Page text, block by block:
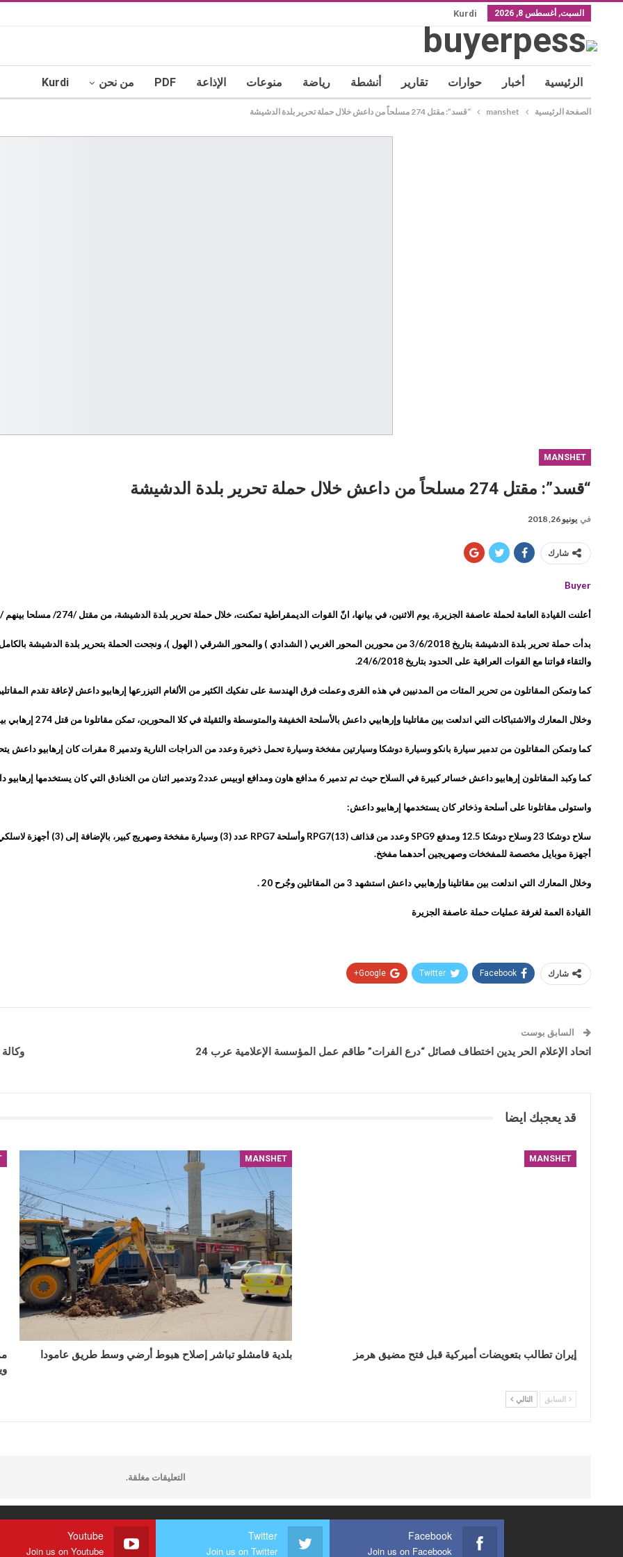
السبت, أغسطس 8, 2026 Kurdi
الرئيسية أخبار حوارات تقارير أنشطة رياضة منوعات الإذاعة PDF من نحن Kurdi
الصفحة الرئيسية manshet “قسد”: مقتل 274 مسلحاً من داعش خلال حملة تحرير بلدة الدشيشة
MANSHET
“قسد”: مقتل 274 مسلحاً من داعش خلال حملة تحرير بلدة الدشيشة
في يونيو 26, 2018
شارك
Buyer
أعلنت القيادة العامة لحملة عاصفة الجزيرة، يوم الاثنين، في بيانها، انّ القوات الديمقراطية تمكنت، خلال حملة تحرير بلدة الدشيشة، من مقتل /274/ مسلحا بينهم /4/ أمراء وأسر /13/ آخرين. وجاء في نص البيان:
والتقاء قواتنا مع القوات العراقية على الحدود بتاريخ 24/6/2018.
كما وتمكن المقاتلون من تحرير المئات من المدنيين في هذه القرى وعملت فرق الهندسة على تفكيك الكثير من الألغام التيزرعها إرهابيو داعش لإعاقة تقدم
وخلال المعارك والاشتباكات التي اندلعت بين مقاتلينا وإرهابيي داعش بالأسلحة الخفيفة والمتوسطة والثقيلة في كلا المحورين، تمكن مقاتلونا من قتل 274 إرهابي بينهم 4 أمراء وأسر 13 آخرين.
كما وتمكن المقاتلون من تدمير سيارة بانكو وسيارة دوشكا وسيارتين مفخخة وسيارة تحمل ذخيرة وعدد من الدراجات النارية وتدمير 8 مقرات كان إرهابيو داعش يتحصنون بها.
كما وكبد المقاتلون إرهابيو داعش خسائر كبيرة في السلاح حيث تم تدمير 6 مدافع هاون ومدافع اوبيس عدد2 وتدمير اثنان من الخنادق التي كان يستخدمها إرهابيو داعش في المعارك.
واستولى مقاتلونا على أسلحة وذخائر كان يستخدمها إرهابيو داعش:
أجهزة موبايل مخصصة للمفخخات وصهريجين أحدهما مفخخ.
وخلال المعارك التي اندلعت بين مقاتلينا وإرهابيي داعش استشهد 3 من المقاتلين وجُرح 20 .
القيادة العمة لغرفة عمليات حملة عاصفة الجزيرة
شارك Facebook
Twitter
Google+
السابق بوست
اتحاد الإعلام الحر يدين اختطاف فصائل “درع الفرات” طاقم عمل المؤسسة الإعلامية عرب 24
قد يعجبك ايضا
MANSHET
إيران تطالب بتعويضات أميركية قبل فتح مضيق هرمز
MANSHET
بلدية قامشلو تباشر إصلاح هبوط أرضي وسط طريق عامودا
السابق التالي
التعليقات مغلقة.
Facebook
Join us on Facebook
Twitter
Join us on Twitter
Youtube
Join us on Youtube